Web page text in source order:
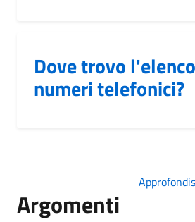
Dove trovo
numeri telefonici?
Argomenti